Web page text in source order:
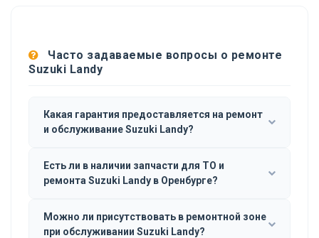
Часто задаваемые вопросы о ремонте
Suzuki Landy
Какая гарантия предоставляется на ремонт
и обслуживание Suzuki Landy?
Есть ли в наличии запчасти для ТО и
ремонта Suzuki Landy в Оренбурге?
Можно ли присутствовать в ремонтной зоне
при обслуживании Suzuki Landy?